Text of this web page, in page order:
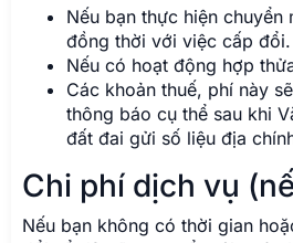
Nếu bạn thực hiện
đồng thời với việc cấp đổi.
Nếu có hoạt động hợp
Các khoản thuế, phí này
thông báo cụ thể sau khi
đất đai gửi số liệu địa
Chi phí dịch vụ
Nếu bạn không có thời gian